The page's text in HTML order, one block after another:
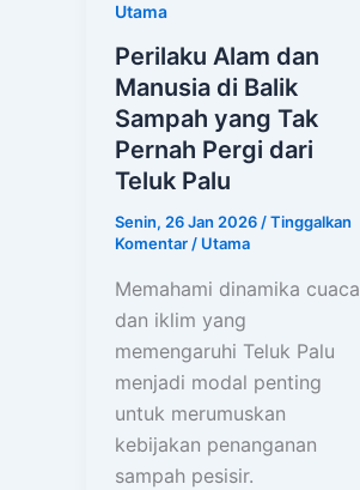
Utama
Perilaku Alam dan
Manusia di Balik
Sampah yang Tak
Pernah Pergi dari
Teluk Palu
Senin, 26 Jan 2026/Tinggalkan
Komentar/ Utama
Memahami dinamika cuaca
dan iklim yang
memengaruhi Teluk Palu
menjadi modal penting
untuk merumuskan
kebijakan penanganan
sampah pesisir.